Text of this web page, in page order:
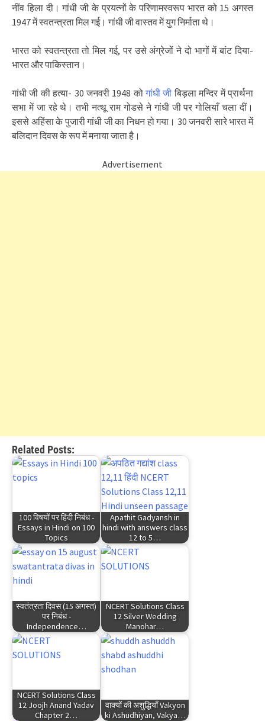
नींव हिला दी। गांधी जी के प्रयत्नों के परिणामस्वरूप भारत को 15 अगस्त
1947 में स्वतन्त्रता मिल गई। गांधी जी वास्तव में युग निर्माता थे।
भारत को स्वतन्त्रता तो मिल गई, पर उसे अंग्रेजों ने दो भागों में बांट दिया-
भारत और पाकिस्तान।
गांधी जी की हत्या- 30 जनवरी 1948 कोगांधी जी बिड़ला मन्दिर में प्रार्थना
सभा में जा रहे थे। तभी नत्थू राम गोडसे ने गांधी जी पर गोलियाँ चला दीं।
इससे अहिंसा के पुजारी गांधी जी का निधन हो गया। 30 जनवरी सारे भारत में
बलिदान दिवस के रूप में मनाया जाता है।
Advertisement
Related Posts:
100 विषयों पर हिंदी निबंध -
Essays in Hindi on 100
Topics
Apathit Gadyansh in
hindi with answers class
12 to 5…
स्वतंत्रता दिवस (15 अगस्त)
पर निबंध -
Independence…
NCERT Solutions Class
12 Silver Wedding
Manohar…
NCERT Solutions Class
12 Joojh Anand Yadav
Chapter 2…
वाक्यों की अशुद्धियाँ Vakyon
ki Ashudhiyan, Vakya…